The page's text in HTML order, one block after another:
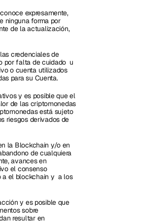
expresamente,
ninguna forma por
de la actualización,
credenciales de
por falta de cuidado  u
o cuenta utilizados
para su Cuenta.
y es posible que el
de las criptomonedas
está sujeto
riesgos derivados de
la Blockchain y/o en
de cualquiera
avances en
el consenso
el blockchain y  a los
y es posible que
sobre
resultar en